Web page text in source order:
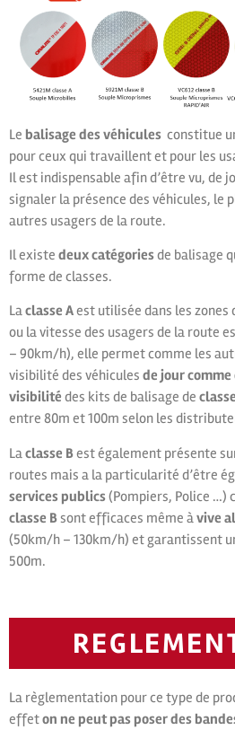
Le balisage des véhicules constitue
pour ceux qui travaillent et pour les
Il est indispensable afin d’être vu, de
signaler la présence des véhicules, le
autres usagers de la route.
Il existe deux catégoriesde balisage
forme de classes.
Laclasse Aest utilisée dans les zones
ou la vitesse des usagers de la route
– 90km/h), elle permet comme les
visibilité des véhicules de jour
visibilité des kits de balisage de
entre 80m et 100m selon les
Laclasse Best également présente
routes mais a la particularité d’être
services publics(Pompiers, Police …)
classe Bsont efficaces même àvive
(50km/h – 130km/h) et garantissent
500m.
La règlementation pour ce type de
effeton ne peut pas poser des